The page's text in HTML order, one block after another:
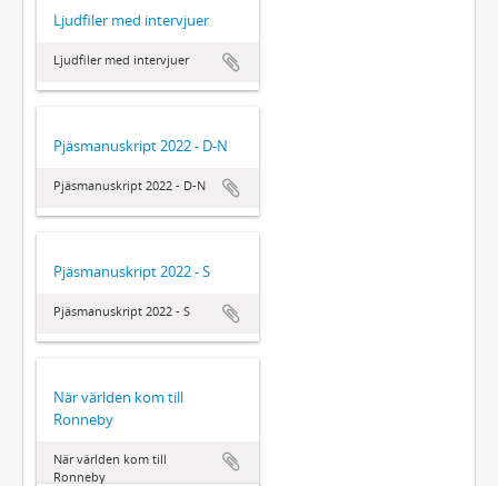
Ljudfiler med intervjuer
Ljudfiler med intervjuer
Pjäsmanuskript 2022 - D-N
Pjäsmanuskript 2022 - D-N
Pjäsmanuskript 2022 - S
Pjäsmanuskript 2022 - S
När världen kom till
Ronneby
När världen kom till
Ronneby